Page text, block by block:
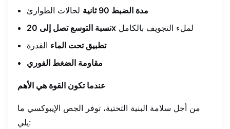
مدة الضبط 90 ثانية
لحالات الطوارئ
نسبة التوسع تصل إلى 20x لملء التجويف بالكامل
تطبيق تحت الماء القدرة
مقاومة الضغط الفوري
عندما تكون القوة هي الأهم
من أجل سلامة البنية التحتية، توفر الجص الإيبوكسي ما
يلي: